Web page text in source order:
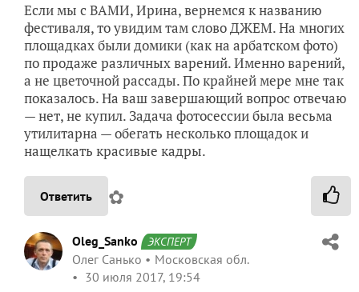
Если мы с ВАМИ, Ирина, вернемся к названию
фестиваля, то увидим там слово ДЖЕМ. На многих
площадках были домики (как на арбатском фото)
по продаже различных варений. Именно варений,
а не цветочной рассады. По крайней мере мне так
показалось. На ваш завершающий вопрос отвечаю
— нет, не купил. Задача фотосессии была весьма
утилитарна — обегать несколько площадок и
нащелкать красивые кадры.
Ответить ✿
Oleg_Sanko ЭКСПЕРТ
Олег Санько
Московская обл.
30 июля 2017, 19:54